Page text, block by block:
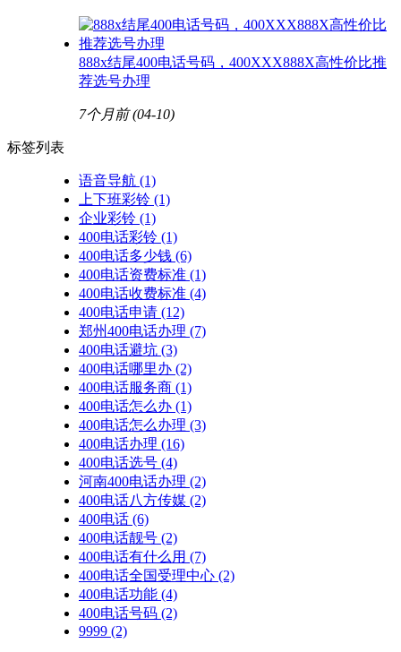
888x结尾400电话号码，400XXX888X高性价比推
荐选号办理
7个月前(04-10)
标签列表
语音导航 (1)
上下班彩铃 (1)
企业彩铃 (1)
400电话彩铃 (1)
400电话多少钱 (6)
400电话资费标准 (1)
400电话收费标准 (4)
400电话申请 (12)
郑州400电话办理 (7)
400电话避坑 (3)
400电话哪里办 (2)
400电话服务商 (1)
400电话怎么办 (1)
400电话怎么办理 (3)
400电话办理 (16)
400电话选号 (4)
河南400电话办理 (2)
400电话八方传媒 (2)
400电话 (6)
400电话靓号 (2)
400电话有什么用 (7)
400电话全国受理中心 (2)
400电话功能 (4)
400电话号码 (2)
9999 (2)